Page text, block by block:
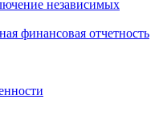
независимых
финансовая отчетность